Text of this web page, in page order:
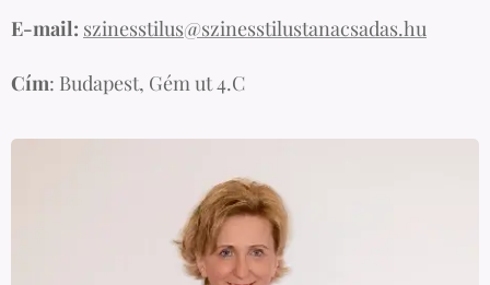
E-mail: szinesstilus@szinesstilustanacsadas.hu
Cím: Budapest, Gém ut 4.C